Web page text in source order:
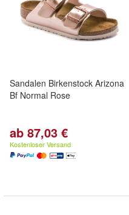
Sandalen Birkenstock Arizona
Bf Normal Rose
ab 87,03 €
Kostenloser Versand